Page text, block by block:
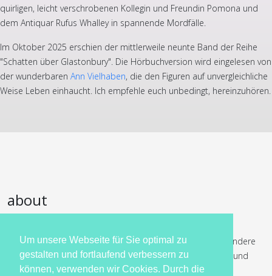
Um unsere Webseite für Sie optimal zu
gestalten und fortlaufend verbessern zu
können, verwenden wir Cookies. Durch die
quirligen, leicht verschrobenen Kollegin und Freundin Pomona und
dem Antiquar Rufus Whalley in spannende Mordfälle.
Im Oktober 2025 erschien der mittlerweile neunte Band der Reihe
"Schatten über Glastonbury". Die Hörbuchversion wird eingelesen von
der wunderbaren Ann Vielhaben, die den Figuren auf unvergleichliche
Weise Leben einhaucht. Ich empfehle euch unbedingt, hereinzuhören.
about
historische Liebesromane und Krimis. Dabei gilt ihre besondere
Liebe den britischen Inseln und dem späten achtzehnten und
frühen neunzehnten Jahrhundert.